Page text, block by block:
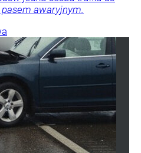
awaryjnym.